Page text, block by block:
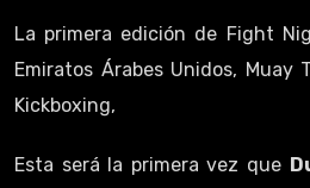
La primera edición de Fight
Emiratos Árabes Unidos, Muay
Kickboxing,
Esta será la primera vez que